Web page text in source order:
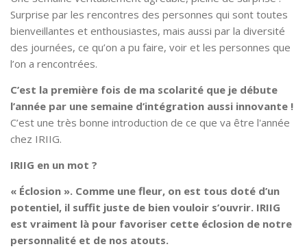
Surprise par les rencontres des personnes qui sont toutes
bienveillantes et enthousiastes, mais aussi par la diversité
des journées, ce qu’on a pu faire, voir et les personnes que
l’on a rencontrées.
C’est la première fois de ma scolarité que je débute
l’année par une semaine d’intégration aussi innovante !
C’est une très bonne introduction de ce que va être l'année
chez IRIIG.
IRIIG en un mot ?
« Éclosion ». Comme une fleur, on est tous doté d’un
potentiel, il suffit juste de bien vouloir s’ouvrir. IRIIG
est vraiment là pour favoriser cette éclosion de notre
personnalité et de nos atouts.